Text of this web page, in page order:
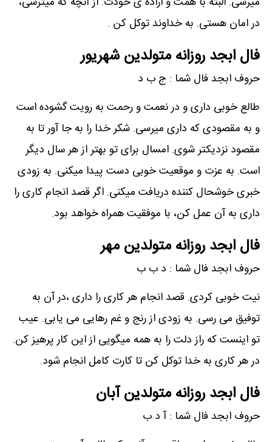
در امان هستی. به خداوند توکل کن .
فال ابجد روزانه متولدین شهریور
حروف ابجد فال شما : ج ب د
طالع خوبی داری و در نعمت و رحمت به رویت گشوده است
و به مقصودی که داری میرسی. شکر خدا را به جا آور تا به
مقصود نزدیکتر شوی. امسال برای تو بهتر از هر سال دیگر
است. به عزت و موقعیت خوبی دست پیدا میکنی. به زودی
خبری خوشحال کننده دریافت میکنی. اگر قصد انجام کاری را
داری به آن عمل کن، با موفقیت همراه خواهد بود.
فال ابجد روزانه متولدین مهر
حروف ابجد فال شما : د ب ب
نیت خوبی کردی. قصد انجام هر کاری را داری ،در آن به
توفیق می رسی. به زودی از رنج و غم رهایی می یابی. عیب
تو اینست که راز دلت را به همه میگویی از این کار پرهیز کن.
در هر کاری به خدا توکل کن تا کارت کامل انجام شود.
فال ابجد روزانه متولدین آبان
حروف ابجد فال شما : آ د ب